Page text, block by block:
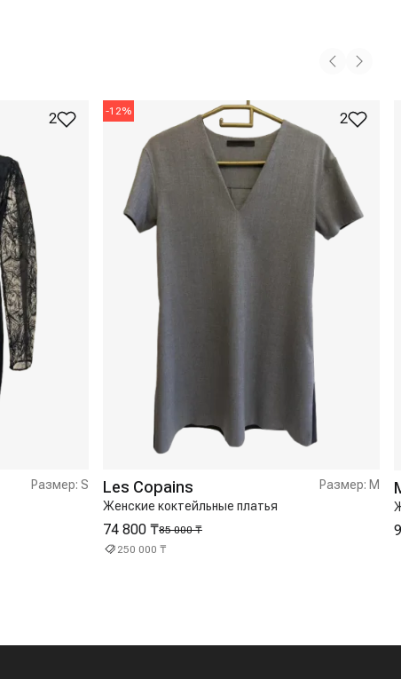
2
Размер: S
-12% 2
Les Copains
Женские коктейльные платья
Размер: M
85 000 ₸
74 800 ₸
250 000 ₸